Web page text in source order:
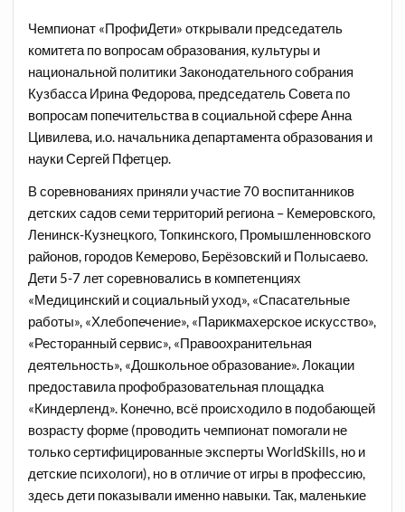
Чемпионат «ПрофиДети» открывали председатель
комитета по вопросам образования, культуры и
национальной политики Законодательного собрания
Кузбасса Ирина Федорова, председатель Совета по
вопросам попечительства в социальной сфере Анна
Цивилева, и.о. начальника департамента образования и
науки Сергей Пфетцер.
В соревнованиях приняли участие 70 воспитанников
детских садов семи территорий региона – Кемеровского,
Ленинск-Кузнецкого, Топкинского, Промышленновского
районов, городов Кемерово, Берёзовский и Полысаево.
Дети 5-7 лет соревновались в компетенциях
«Медицинский и социальный уход», «Спасательные
работы», «Хлебопечение», «Парикмахерское искусство»,
«Ресторанный сервис», «Правоохранительная
деятельность», «Дошкольное образование». Локации
предоставила профобразовательная площадка
«Киндерленд». Конечно, всё происходило в подобающей
возрасту форме (проводить чемпионат помогали не
только сертифицированные эксперты WorldSkills, но и
детские психологи), но в отличие от игры в профессию,
здесь дети показывали именно навыки. Так, маленькие